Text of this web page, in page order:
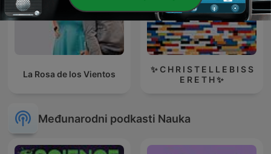
La Rosa de los Vientos
✨ C H R I S T E L L E B I S S
E R E T H ✨
Međunarodni podkasti Nauka